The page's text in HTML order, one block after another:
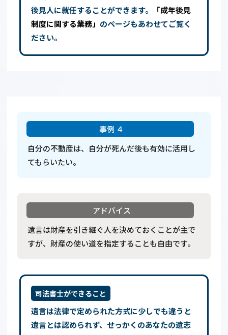
後見人に就任することができます。
「成年後見
制度に関する業務」 のページもあわせてご覧く
ださい。
自分の不動産は、自分が死んだ後も有効に活用し
てもらいたい。
遺言は財産を引き継ぐ人を決めておくことが主で
すが、財産の使い道を指定することも自由です。
司法書士ができること
遺言は法律で定められた方式に少しでも違うと
遺言とは認められず、せっかくのあなたの遺志